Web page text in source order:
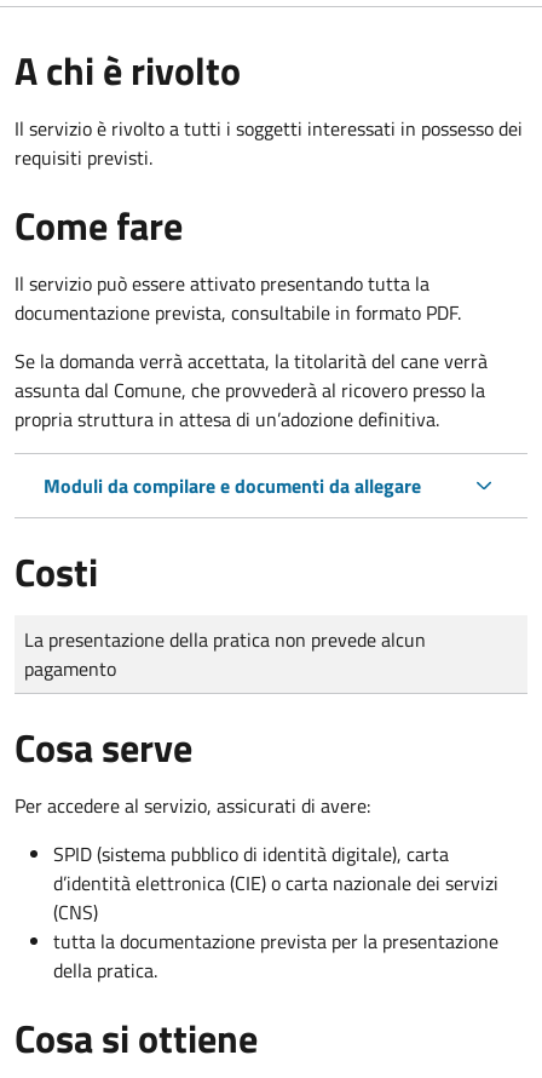
A chi è rivolto
Il servizio è rivolto a tutti i soggetti interessati in possesso dei
requisiti previsti.
Come fare
Il servizio può essere attivato presentando tutta la
documentazione prevista, consultabile in formato PDF.
Se la domanda verrà accettata, la titolarità del cane verrà
assunta dal Comune, che provvederà al ricovero presso la
propria struttura in attesa di un’adozione definitiva.
Moduli da compilare e documenti da allegare
Costi
Tipo di pagamento
Importo
La presentazione della pratica non prevede alcun
pagamento
Cosa serve
Per accedere al servizio, assicurati di avere:
SPID (sistema pubblico di identità digitale), carta
d’identità elettronica (CIE) o carta nazionale dei servizi
(CNS)
tutta la documentazione prevista per la presentazione
della pratica.
Cosa si ottiene